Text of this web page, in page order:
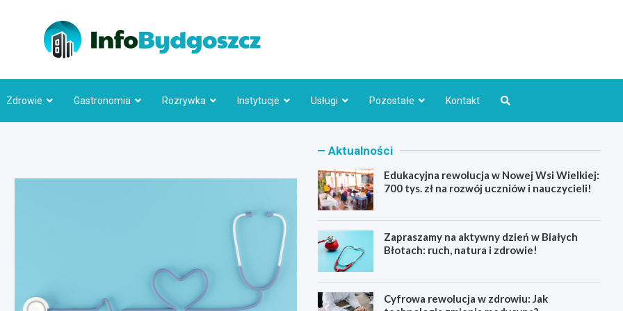
Zdrowie Gastronomia Rozrywka Instytucje Usługi Pozostałe Kontakt
Aktualności
Edukacyjna rewolucja w Nowej Wsi Wielkiej:
700 tys. zł na rozwój uczniów i nauczycieli!
Zapraszamy na aktywny dzień w Białych
Błotach: ruch, natura i zdrowie!
Cyfrowa rewolucja w zdrowiu: Jak